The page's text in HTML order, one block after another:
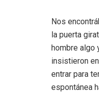
Nos
la puerta
hombre algo
insistieron
entrar para
espontánea